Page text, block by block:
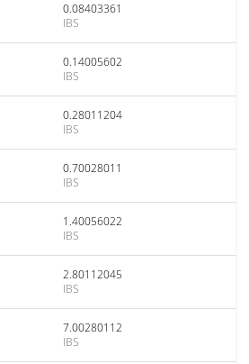
0.08403361
IBS
0.14005602
IBS
0.28011204
IBS
0.70028011
IBS
1.40056022
IBS
2.80112045
IBS
7.00280112
IBS